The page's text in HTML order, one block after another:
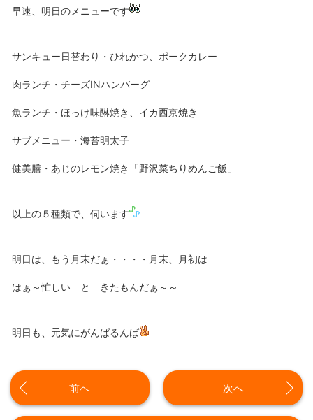
早速、明日のメニューです
サンキュー日替わり・ひれかつ、ポークカレー
肉ランチ・チーズINハンバーグ
魚ランチ・ほっけ味醂焼き、イカ西京焼き
サブメニュー・海苔明太子
健美膳・あじのレモン焼き「野沢菜ちりめんご飯」
以上の５種類で、伺います
明日は、もう月末だぁ・・・・月末、月初は
はぁ～忙しい と きたもんだぁ～～
明日も、元気にがんばるんば
前へ 次へ